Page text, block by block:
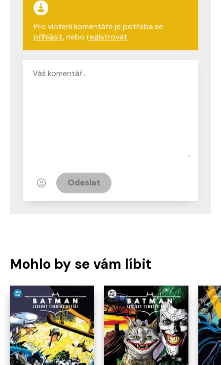
Pro vložení komentáře je potřeba se
přihlásit, nebo registrovat.
Odeslat
Mohlo by se vám líbit